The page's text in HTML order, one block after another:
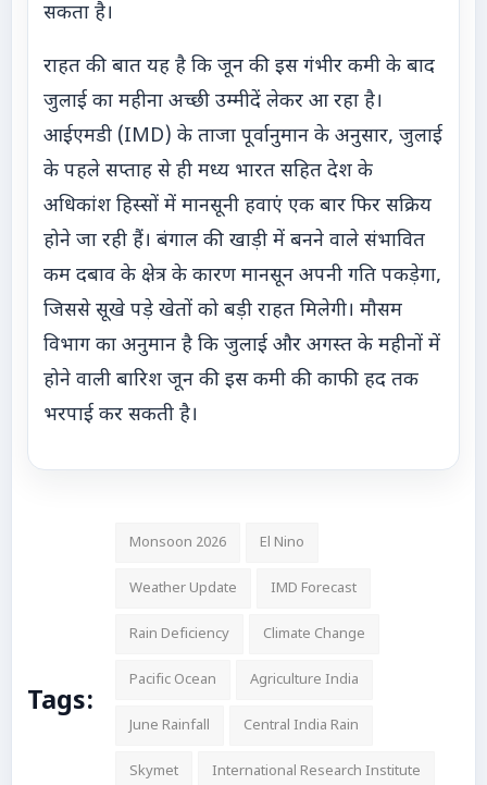
सकता है।
राहत की बात यह है कि जून की इस गंभीर कमी के बाद
जुलाई का महीना अच्छी उम्मीदें लेकर आ रहा है।
आईएमडी (IMD) के ताजा पूर्वानुमान के अनुसार, जुलाई
के पहले सप्ताह से ही मध्य भारत सहित देश के
अधिकांश हिस्सों में मानसूनी हवाएं एक बार फिर सक्रिय
होने जा रही हैं। बंगाल की खाड़ी में बनने वाले संभावित
कम दबाव के क्षेत्र के कारण मानसून अपनी गति पकड़ेगा,
जिससे सूखे पड़े खेतों को बड़ी राहत मिलेगी। मौसम
विभाग का अनुमान है कि जुलाई और अगस्त के महीनों में
होने वाली बारिश जून की इस कमी की काफी हद तक
भरपाई कर सकती है।
Tags:
Monsoon 2026 El Nino
Weather Update IMD Forecast
Rain Deficiency Climate Change
Pacific Ocean Agriculture India
June Rainfall Central India Rain
Skymet International Research Institute